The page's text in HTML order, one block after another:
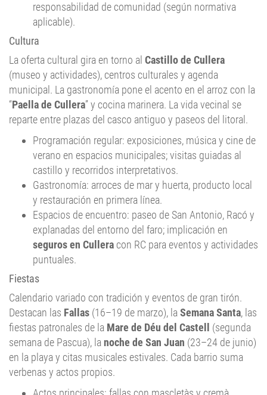
responsabilidad de comunidad (según normativa
aplicable).
Cultura
La oferta cultural gira en torno al Castillo de Cullera
(museo y actividades), centros culturales y agenda
municipal. La gastronomía pone el acento en el arroz con la
“Paella de Cullera” y cocina marinera. La vida vecinal se
reparte entre plazas del casco antiguo y paseos del litoral.
Programación regular: exposiciones, música y cine de
verano en espacios municipales; visitas guiadas al
castillo y recorridos interpretativos.
Gastronomía: arroces de mar y huerta, producto local
y restauración en primera línea.
Espacios de encuentro: paseo de San Antonio, Racó y
explanadas del entorno del faro; implicación en
seguros en Cullera con RC para eventos y actividades
puntuales.
Fiestas
Calendario variado con tradición y eventos de gran tirón.
Destacan las Fallas (16–19 de marzo), laSemana Santa, las
fiestas patronales de la Mare de Déu del Castell
(segunda
semana de Pascua), lanoche de San Juan (23–24 de junio)
en la playa y citas musicales estivales. Cada barrio suma
verbenas y actos propios.